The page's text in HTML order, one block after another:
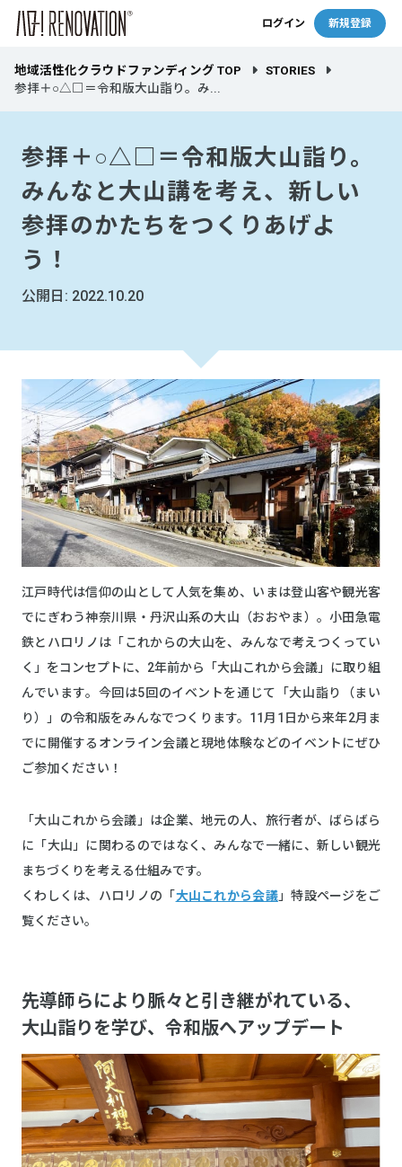
ログイン 新規登録
地域活性化クラウドファンディング TOP
STORIES
参拝＋○△□＝令和版大山詣り。み...
参拝＋○△□＝令和版大山詣り。
みんなと大山講を考え、新しい
参拝のかたちをつくりあげよ
う！
公開日: 2022.10.20
江戸時代は信仰の山として人気を集め、いまは登山客や観光客
でにぎわう神奈川県・丹沢山系の大山（おおやま）。小田急電
鉄とハロリノは「これからの大山を、みんなで考えつくってい
く」をコンセプトに、2年前から「大山これから会議」に取り組
んでいます。今回は5回のイベントを通じて「大山詣り（まい
り）」の令和版をみんなでつくります。11月1日から来年2月ま
でに開催するオンライン会議と現地体験などのイベントにぜひ
ご参加ください！
「大山これから会議」は企業、地元の人、旅行者が、ばらばら
に「大山」に関わるのではなく、みんなで一緒に、新しい観光
まちづくりを考える仕組みです。
くわしくは、ハロリノの「大山これから会議」特設ページをご
覧ください。
先導師らにより脈々と引き継がれている、
大山詣りを学び、令和版へアップデート